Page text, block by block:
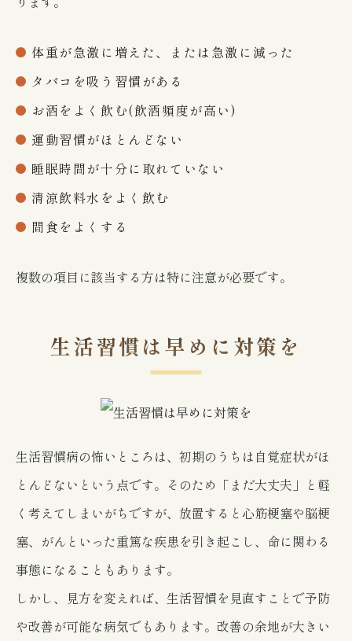
体重が急激に増えた、または急激に減った
タバコを吸う習慣がある
お酒をよく飲む(飲酒頻度が高い)
運動習慣がほとんどない
睡眠時間が十分に取れていない
清涼飲料水をよく飲む
間食をよくする
複数の項目に該当する方は特に注意が必要です。
生活習慣は早めに対策を
生活習慣病の怖いところは、初期のうちは自覚症状がほ
とんどないという点です。そのため「まだ大丈夫」と軽
く考えてしまいがちですが、放置すると心筋梗塞や脳梗
塞、がんといった重篤な疾患を引き起こし、命に関わる
事態になることもあります。
しかし、見方を変えれば、生活習慣を見直すことで予防
や改善が可能な病気でもあります。改善の余地が大きい